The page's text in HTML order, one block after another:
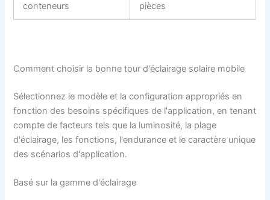
conteneurs
pièces
Comment choisir la bonne tour d'éclairage solaire mobile
Sélectionnez le modèle et la configuration appropriés en
fonction des besoins spécifiques de l'application, en tenant
compte de facteurs tels que la luminosité, la plage
d'éclairage, les fonctions, l'endurance et le caractère unique
des scénarios d'application.
Basé sur la gamme d'éclairage